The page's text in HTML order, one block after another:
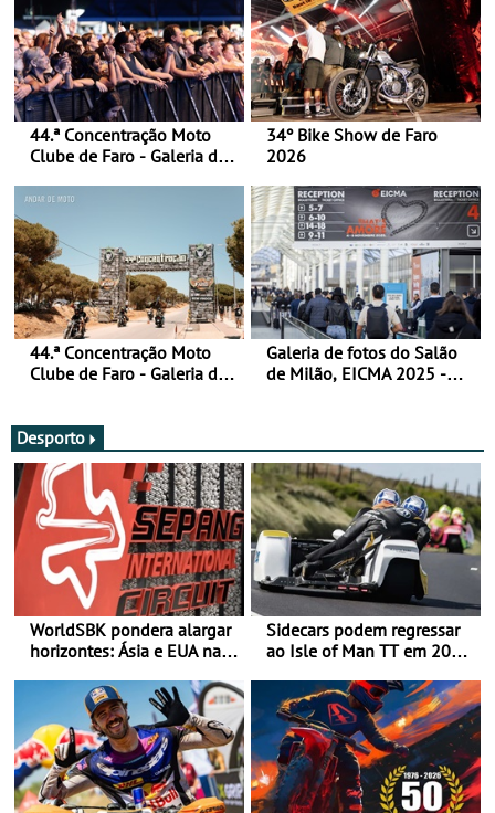
44.ª Concentração Moto
Clube de Faro - Galeria de
34º Bike Show de Faro
2026
44.ª Concentração Moto
Clube de Faro - Galeria de
Galeria de fotos do Salão
de Milão, EICMA 2025 -
Desporto
WorldSBK pondera alargar
horizontes: Ásia e EUA na
Sidecars podem regressar
ao Isle of Man TT em 2027